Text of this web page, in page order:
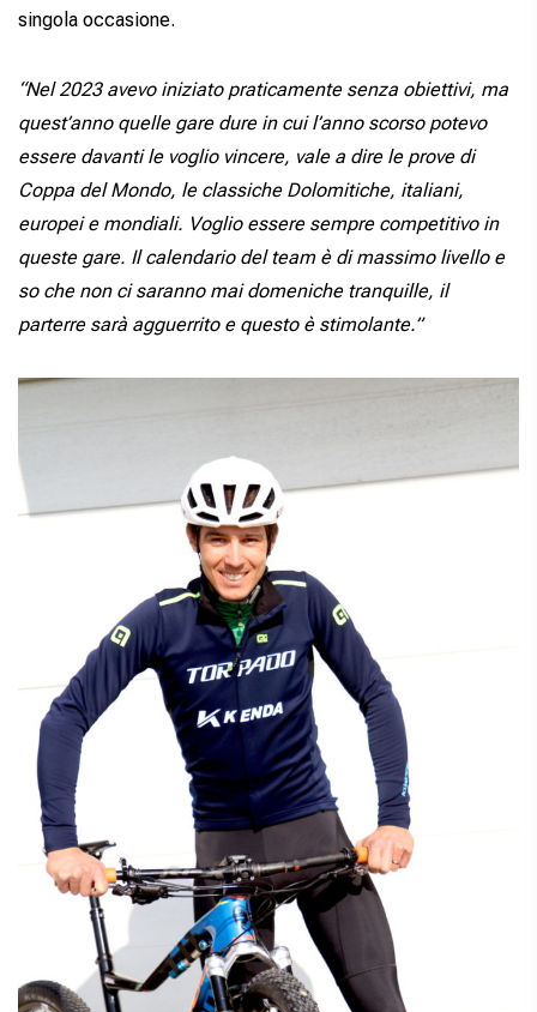
singola occasione.
“Nel 2023 avevo iniziato praticamente senza obiettivi, ma
quest’anno quelle gare dure in cui l’anno scorso potevo
essere davanti le voglio vincere, vale a dire le prove di
Coppa del Mondo, le classiche Dolomitiche, italiani,
europei e mondiali. Voglio essere sempre competitivo in
queste gare. Il calendario del team è di massimo livello e
so che non ci saranno mai domeniche tranquille, il
parterre sarà agguerrito e questo è stimolante.”